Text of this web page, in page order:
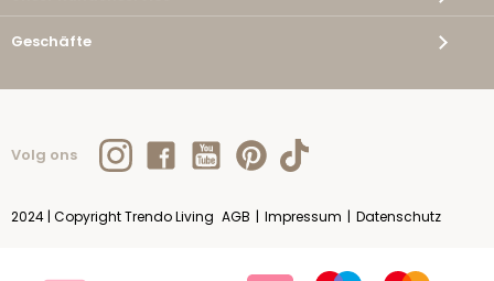
Geschäfte
Volg ons
2024 | Copyright Trendo Living AGB | Impressum | Datenschutz